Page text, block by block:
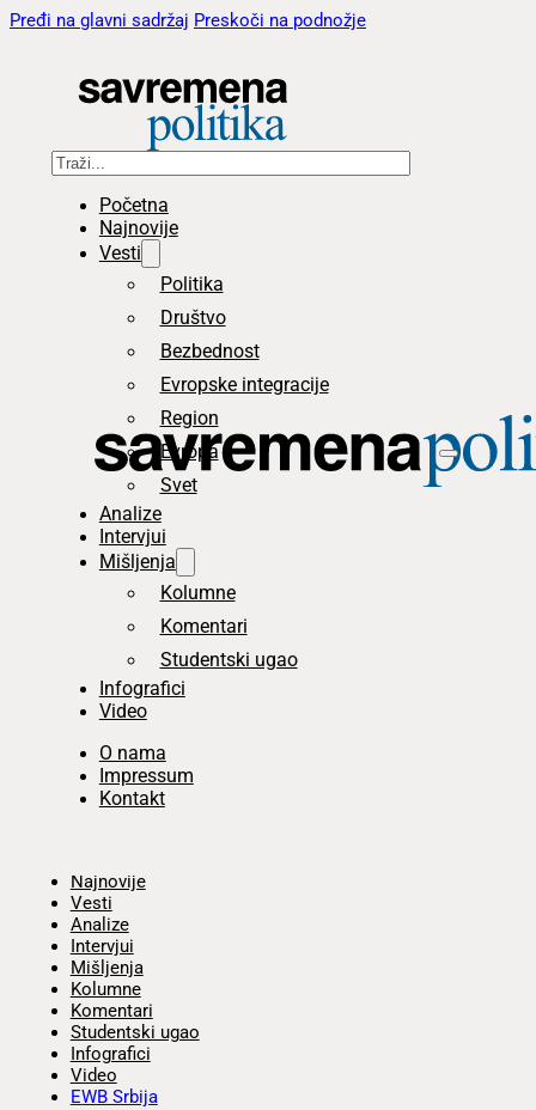
Pređi na glavni sadržaj Preskoči na podnožje
Pretraga
Početna
Najnovije
Vesti
Politika
Društvo
Bezbednost
Evropske integracije
Region
Evropa
Svet
Analize
Intervjui
Mišljenja
Kolumne
Komentari
Studentski ugao
Infografici
Video
O nama
Impressum
Kontakt
Najnovije
Vesti
Analize
Intervjui
Mišljenja
Kolumne
Komentari
Studentski ugao
Infografici
Video
EWB Srbija